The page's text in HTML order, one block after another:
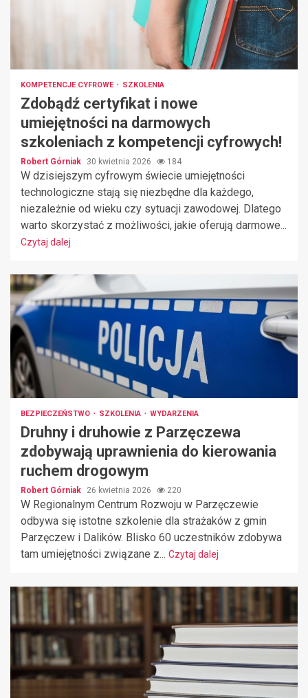
KOMPETENCJE CYFROWE SZKOLENIA
Zdobądź certyfikat i nowe
umiejętności na darmowych
szkoleniach z kompetencji cyfrowych!
Robert Górniak 30 kwietnia 2026 184
W dzisiejszym cyfrowym świecie umiejętności
technologiczne stają się niezbędne dla każdego,
niezależnie od wieku czy sytuacji zawodowej. Dlatego
warto skorzystać z możliwości, jakie oferują darmowe...
Czytaj dalej
BEZPIECZEŃSTWO SZKOLENIA WYDARZENIA
Druhny i druhowie z Parzęczewa
zdobywają uprawnienia do kierowania
ruchem drogowym
Robert Górniak 26 kwietnia 2026 220
W Regionalnym Centrum Rozwoju w Parzęczewie
odbywa się istotne szkolenie dla strażaków z gmin
Parzęczew i Dalików. Blisko 60 uczestników zdobywa
tam umiejętności związane z... Czytaj dalej